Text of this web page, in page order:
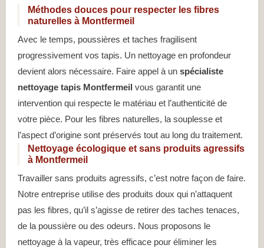
Méthodes douces pour respecter les fibres
naturelles à Montfermeil
Avec le temps, poussières et taches fragilisent
progressivement vos tapis. Un nettoyage en profondeur
devient alors nécessaire. Faire appel à un spécialiste
nettoyage tapis Montfermeil vous garantit une
intervention qui respecte le matériau et l’authenticité de
votre pièce. Pour les fibres naturelles, la souplesse et
l’aspect d’origine sont préservés tout au long du traitement.
Nettoyage écologique et sans produits agressifs
à Montfermeil
Travailler sans produits agressifs, c’est notre façon de faire.
Notre entreprise utilise des produits doux qui n’attaquent
pas les fibres, qu’il s’agisse de retirer des taches tenaces,
de la poussière ou des odeurs. Nous proposons le
nettoyage à la vapeur, très efficace pour éliminer les